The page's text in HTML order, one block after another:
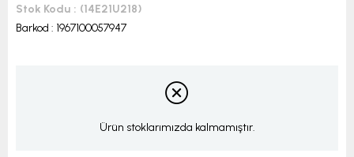
Stok Kodu
(14E21U218)
Barkod : 1967100057947
Ürün stoklarımızda kalmamıştır.